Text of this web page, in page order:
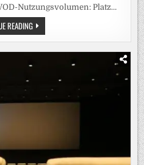
Nutzungsvolumen: Platz…
READINGGEMEINSAM
STARK:
RTL+
ERREICHT
MILLIONEN
MENSCHEN